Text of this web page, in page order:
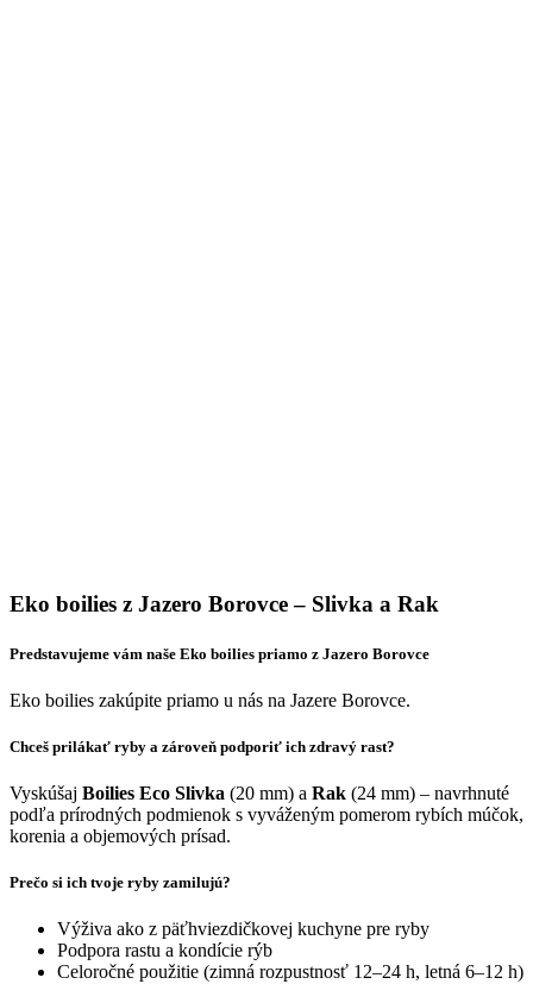
Eko boilies z Jazero Borovce – Slivka a Rak
Predstavujeme vám naše Eko boilies priamo z Jazero Borovce
Eko boilies zakúpite priamo u nás na Jazere Borovce.
Chceš prilákať ryby a zároveň podporiť ich zdravý rast?
Vyskúšaj Boilies Eco Slivka (20 mm) a Rak (24 mm) – navrhnuté
podľa prírodných podmienok s vyváženým pomerom rybích múčok,
korenia a objemových prísad.
Prečo si ich tvoje ryby zamilujú?
Výživa ako z päťhviezdičkovej kuchyne pre ryby
Podpora rastu a kondície rýb
Celoročné použitie (zimná rozpustnosť 12–24 h, letná 6–12 h)